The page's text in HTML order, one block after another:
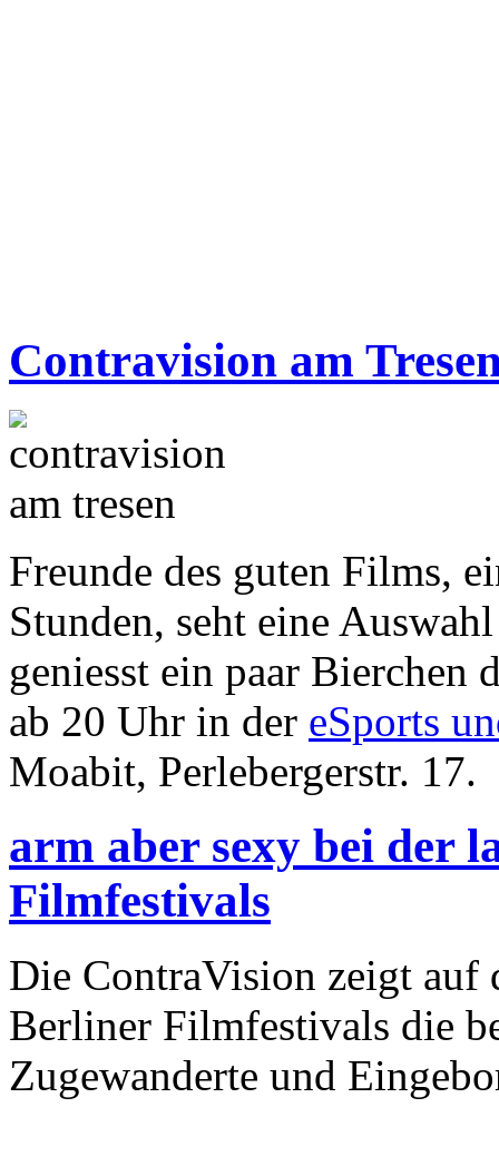
Contravision am
Freunde des guten Films,
Stunden, seht eine
geniesst ein paar
ab 20 Uhr in der eSports
Moabit, Perlebergerstr. 17.
arm aber sexy bei der
Filmfestivals
Die ContraVision zeigt auf
Berliner Filmfestivals die
Zugewanderte und